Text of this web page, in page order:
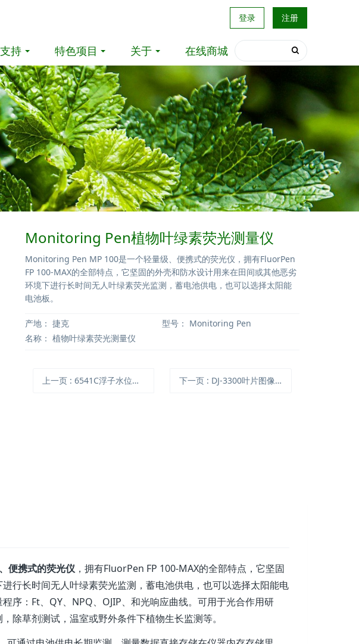
登录 注册
持 特色项目 关于 在线商城
Monitoring Pen植物叶绿素荧光测量仪
Monitoring Pen MP 100是一个轻量级、便携式的荧光仪，拥有FluorPen
FP 100-MAX的全部特点，它坚固的外壳和防水设计用来在田间或其他恶劣
环境下进行长时间无人叶绿素荧光监测，蓄电池供电，也可以选择太阳能
电池板。
产地： 捷克 型号： Monitoring Pen
名称： 植物叶绿素荧光测量仪
上一页 : 6541C浮子水位监测仪 下一页 : DJ-3300叶片图像分析仪
便携式的荧光仪，拥有FluorPen FP 100-MAX的全部特点，它坚固
行长时间无人叶绿素荧光监测，蓄电池供电，也可以选择太阳能电
序：Ft、QY、NPQ、OJIP、和光响应曲线。可用于光合作用研
除草剂测试，温室或野外条件下植物生长监测等。